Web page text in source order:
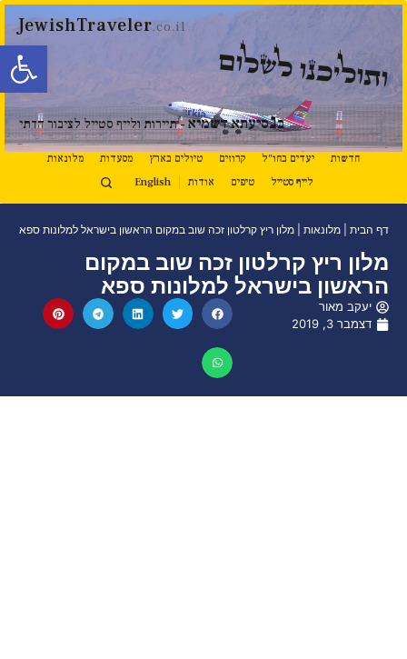
פתח
JewishTraveler.co.il
ותוליכנו לשלום
בנסיעתא דשמיא - תיירות ולייף סטייל לציבור הדתי
חדשות יעדים בחו"ל קרוזים טיולים בארץ מסעדות
מלונאות
לייף סטייל
טיפים אודות English
דף הבית מלונאות מלון ריץ קרלטון זכה שוב במקום הראשון בישראל למלונות ספא
מלון ריץ קרלטון זכה שוב במקום
הראשון בישראל למלונות ספא
יעקב מאור
דצמבר 3, 2019